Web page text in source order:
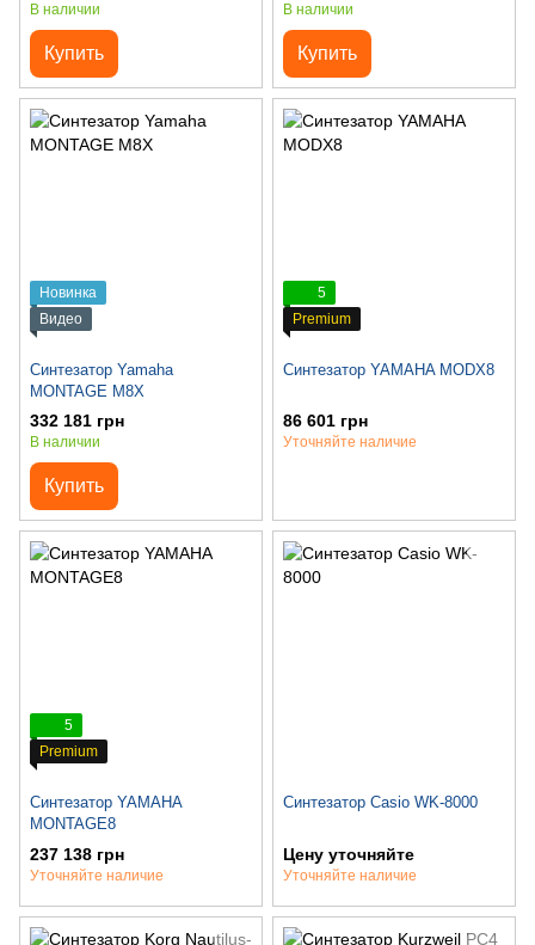
В наличии
Купить
В наличии
Купить
Новинка
Видео
Синтезатор Yamaha
MONTAGE M8X
332 181 грн
В наличии
Купить
5
Premium
Синтезатор YAMAHA MODX8
86 601 грн
Уточняйте наличие
5
Premium
Синтезатор YAMAHA
MONTAGE8
237 138 грн
Уточняйте наличие
Синтезатор Casio WK-8000
Цену уточняйте
Уточняйте наличие